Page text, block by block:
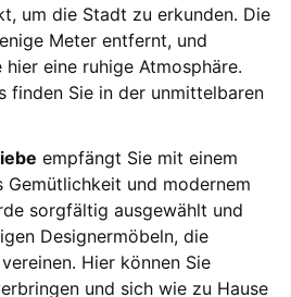
um die Stadt zu erkunden. Die
Meter entfernt, und
eine ruhige Atmosphäre.
finden Sie in der unmittelbaren
empfängt Sie mit einem
Gemütlichkeit und modernem
sorgfältig ausgewählt und
Designermöbeln, die
Hier können Sie
und sich wie zu Hause